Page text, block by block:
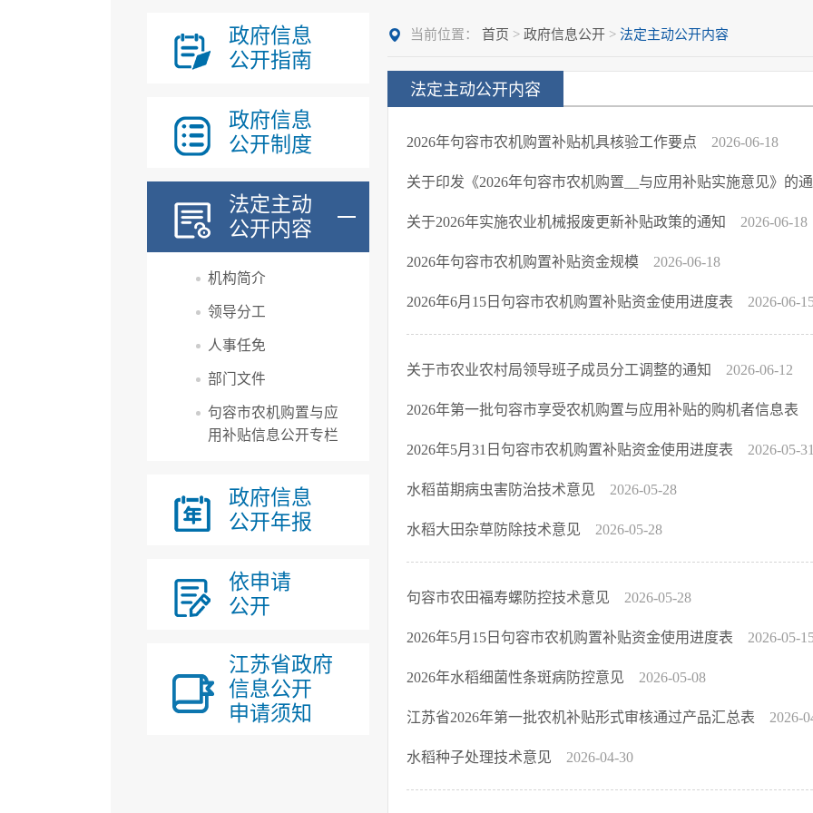
政府信息
公开指南
政府信息
公开制度
法定主动
公开内容
机构简介
领导分工
人事任免
部门文件
句容市农机购置与应
用补贴信息公开专栏
政府信息
公开年报
依申请
公开
江苏省政府
信息公开
申请须知
当前位置： 首页 > 政府信息公开> 法定主动公开内容
法定主动公开内容
2026年句容市农机购置补贴机具核验工作要点 2026-06-18
关于印发《2026年句容市农机购置__与应用补贴实施意见》的
关于2026年实施农业机械报废更新补贴政策的通知 2026-06-18
2026年句容市农机购置补贴资金规模 2026-06-18
2026年6月15日句容市农机购置补贴资金使用进度表 2026-06-
关于市农业农村局领导班子成员分工调整的通知 2026-06-12
2026年第一批句容市享受农机购置与应用补贴的购机者信息表
2026年5月31日句容市农机购置补贴资金使用进度表 2026-05-31
水稻苗期病虫害防治技术意见 2026-05-28
水稻大田杂草防除技术意见 2026-05-28
句容市农田福寿螺防控技术意见 2026-05-28
2026年5月15日句容市农机购置补贴资金使用进度表 2026-05-
2026年水稻细菌性条斑病防控意见 2026-05-08
江苏省2026年第一批农机补贴形式审核通过产品汇总表 2026-
水稻种子处理技术意见 2026-04-30